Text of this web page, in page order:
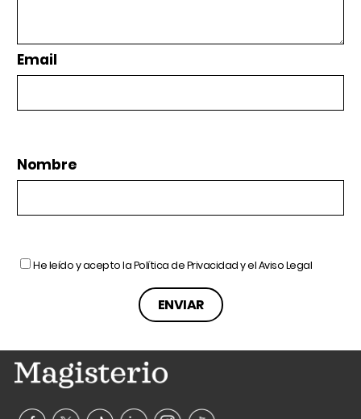
Email
Nombre
He leído y acepto laPolítica de Privacidady elAviso Legal